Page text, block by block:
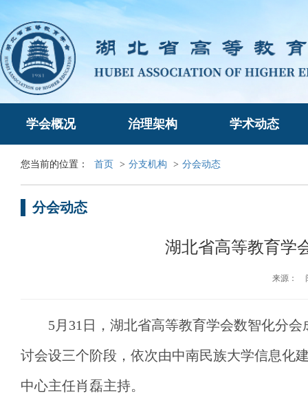
学会概况 治理架构 学术动态
您当前的位置： 首页 > 分支机构 > 分会动态
分会动态
湖北省高等教育学
来源：
5月31日，湖北省高等教育学会数智化分
讨会设三个阶段，依次由中南民族大学信息化
中心主任肖磊主持。